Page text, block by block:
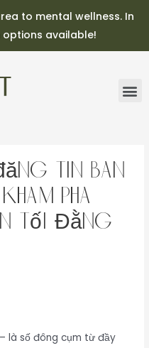
to mental wellness. In
available!
tin bán
Phá
Tối Đằng
là số đông cụm từ đầy